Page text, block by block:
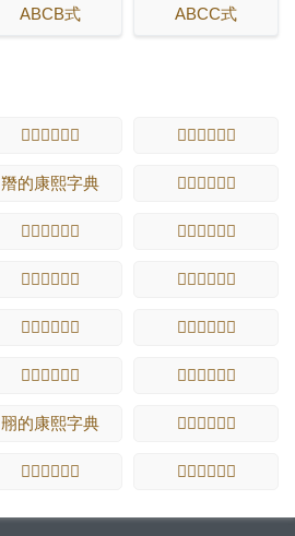
ABCB式 ABCC式
𪋕的康熙字典 𪋖的康熙字典
䍼的康熙字典 𪋘的康熙字典
𪋚的康熙字典 𪋜的康熙字典
𪋠的康熙字典 𪋡的康熙字典
𪋢的康熙字典 𪋣的康熙字典
𪋧的康熙字典 𪋪的康熙字典
䍾的康熙字典 𪋬的康熙字典
𪋯的康熙字典 𪋰的康熙字典